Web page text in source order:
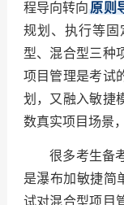
程导向转向原则
规划、执行等
型、混合型三种
项目管理是考试
划，又融入敏捷
数真实项目场景
很多考生备
是瀑布加敏捷简
试对混合型项目